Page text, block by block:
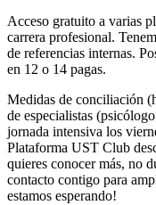
Acceso gratuito a varias
carrera profesional.
de referencias internas.
en 12 o 14 pagas.
Medidas de conciliación
de especialistas
jornada intensiva los
Plataforma UST Club
quieres conocer más, no
contacto contigo para
estamos esperando!